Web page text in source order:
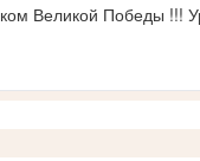
Великой Победы !!!